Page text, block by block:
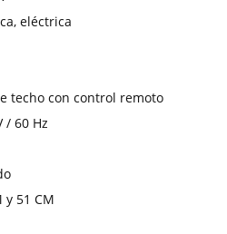
eléctrica
techo con control remoto
/ 60 Hz
y 51 CM